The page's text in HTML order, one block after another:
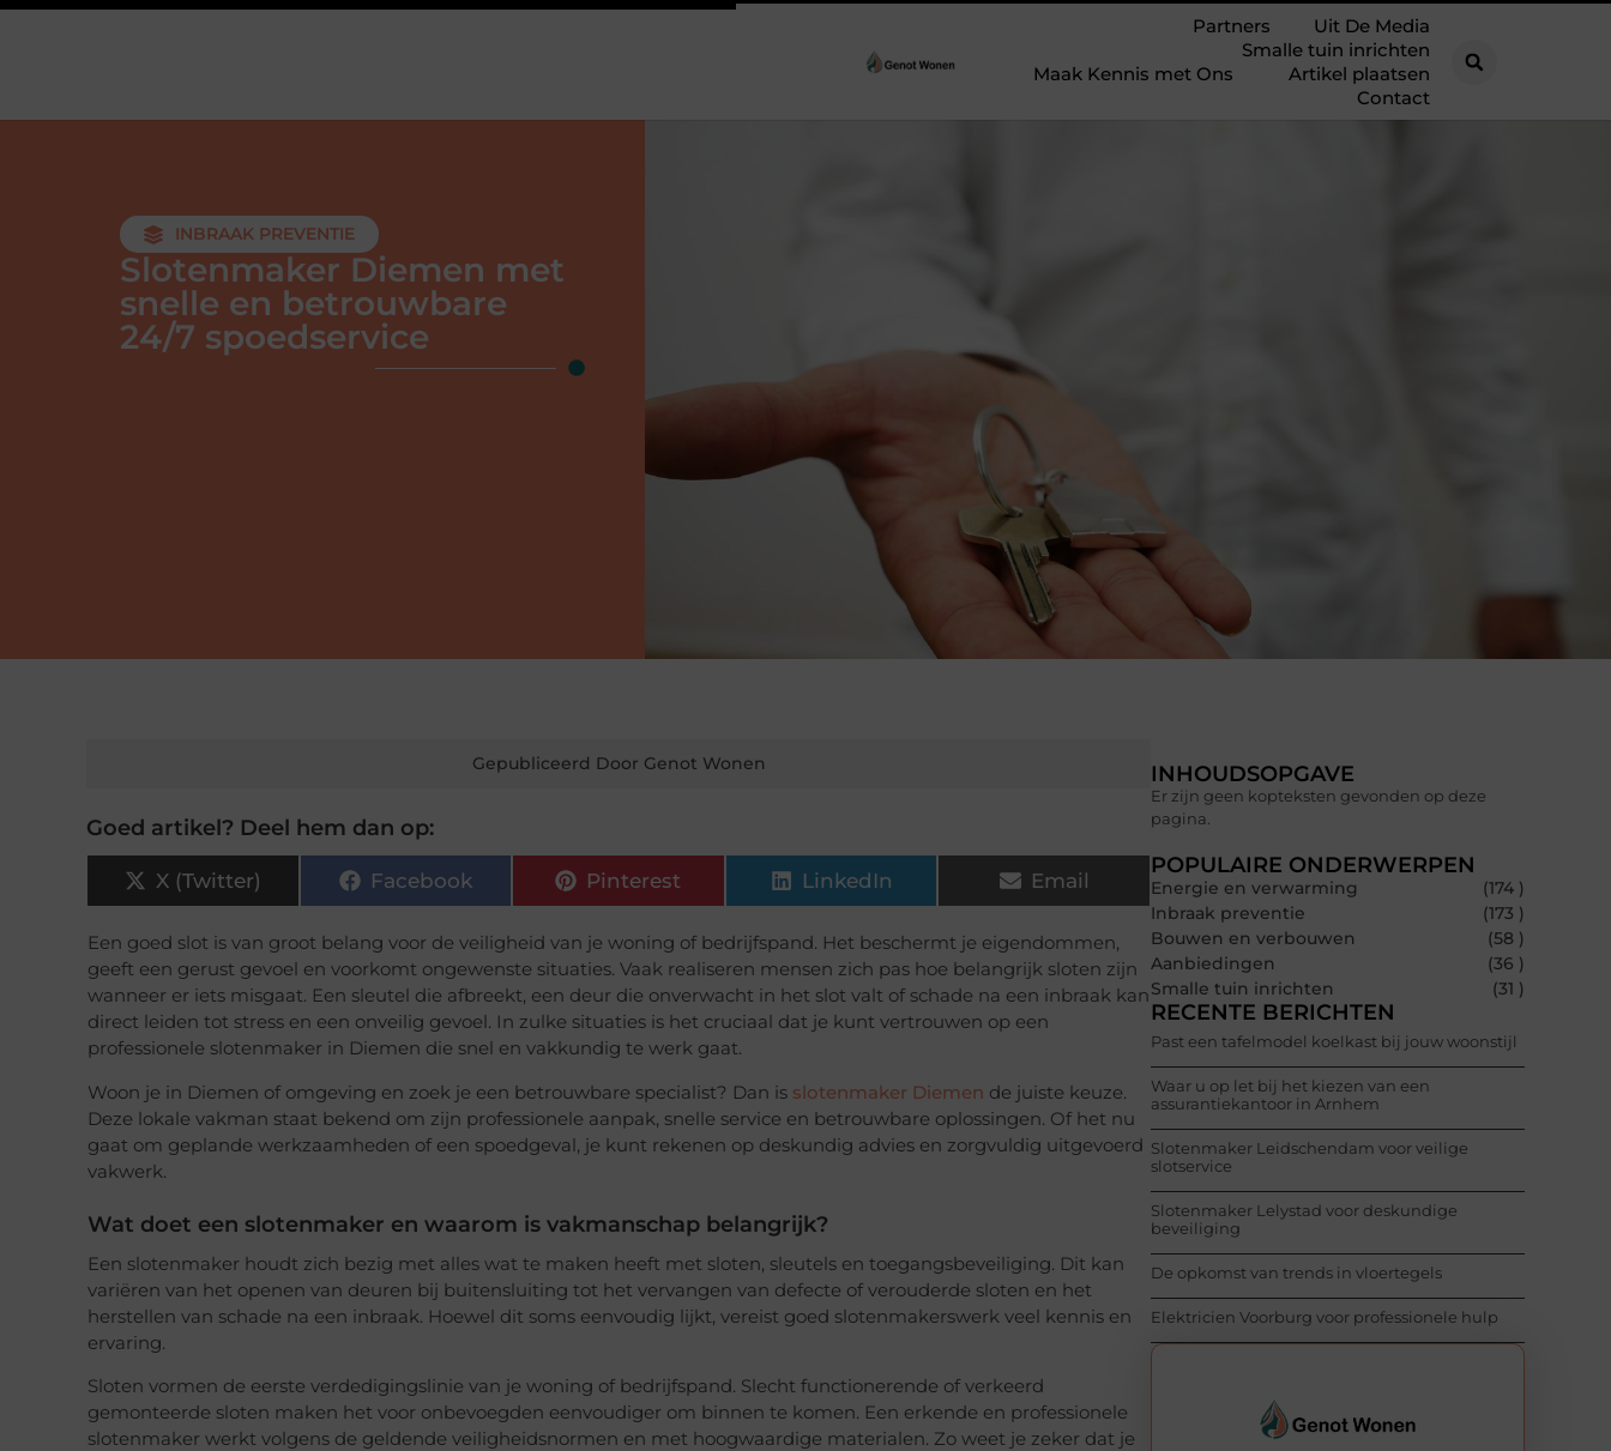
Partners
Uit De Media
Smalle tuin inrichten
Maak Kennis met Ons
Artikel plaatsen
Contact
INBRAAK PREVENTIE
Slotenmaker Diemen met
snelle en betrouwbare
24/7 spoedservice
Gepubliceerd Door Genot Wonen
Goed artikel? Deel hem dan op:
X (Twitter) Facebook Pinterest LinkedIn Email
Een goed slot is van groot belang voor de veiligheid van je woning of bedrijfspand. Het beschermt je eigendommen,
geeft een gerust gevoel en voorkomt ongewenste situaties. Vaak realiseren mensen zich pas hoe belangrijk sloten zijn
wanneer er iets misgaat. Een sleutel die afbreekt, een deur die onverwacht in het slot valt of schade na een inbraak kan
direct leiden tot stress en een onveilig gevoel. In zulke situaties is het cruciaal dat je kunt vertrouwen op een
professionele slotenmaker in Diemen die snel en vakkundig te werk gaat.
Woon je in Diemen of omgeving en zoek je een betrouwbare specialist? Dan is slotenmaker Diemen de juiste keuze.
Deze lokale vakman staat bekend om zijn professionele aanpak, snelle service en betrouwbare oplossingen. Of het nu
gaat om geplande werkzaamheden of een spoedgeval, je kunt rekenen op deskundig advies en zorgvuldig uitgevoerd
vakwerk.
Wat doet een slotenmaker en waarom is vakmanschap belangrijk?
Een slotenmaker houdt zich bezig met alles wat te maken heeft met sloten, sleutels en toegangsbeveiliging. Dit kan
variëren van het openen van deuren bij buitensluiting tot het vervangen van defecte of verouderde sloten en het
herstellen van schade na een inbraak. Hoewel dit soms eenvoudig lijkt, vereist goed slotenmakerswerk veel kennis en
ervaring.
Sloten vormen de eerste verdedigingslinie van je woning of bedrijfspand. Slecht functionerende of verkeerd
gemonteerde sloten maken het voor onbevoegden eenvoudiger om binnen te komen. Een erkende en professionele
slotenmaker werkt volgens de geldende veiligheidsnormen en met hoogwaardige materialen. Zo weet je zeker dat je
INHOUDSOPGAVE
Er zijn geen kopteksten gevonden op deze
pagina.
POPULAIRE ONDERWERPEN
Energie en verwarming
(174 )
Inbraak preventie
(173 )
Bouwen en verbouwen
(58 )
Aanbiedingen
(36 )
Smalle tuin inrichten
(31 )
RECENTE BERICHTEN
Past een tafelmodel koelkast bij jouw woonstijl
Waar u op let bij het kiezen van een
assurantiekantoor in Arnhem
Slotenmaker Leidschendam voor veilige
slotservice
Slotenmaker Lelystad voor deskundige
beveiliging
De opkomst van trends in vloertegels
Elektricien Voorburg voor professionele hulp